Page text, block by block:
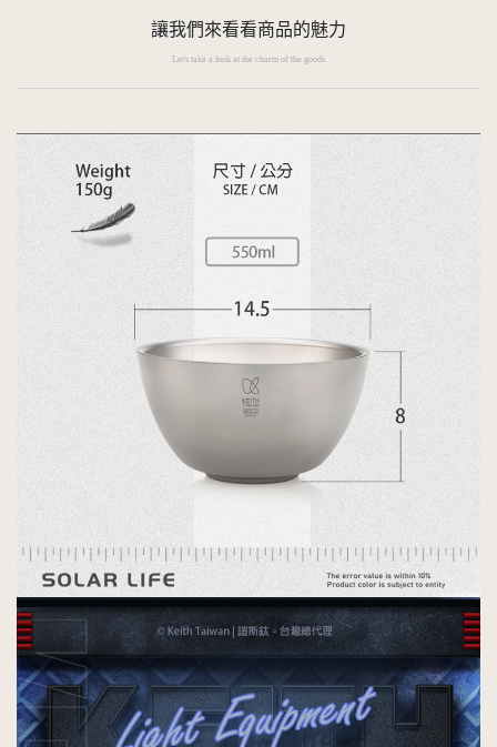
讓我們來看看商品的魅力
Let's take a look at the charm of the goods